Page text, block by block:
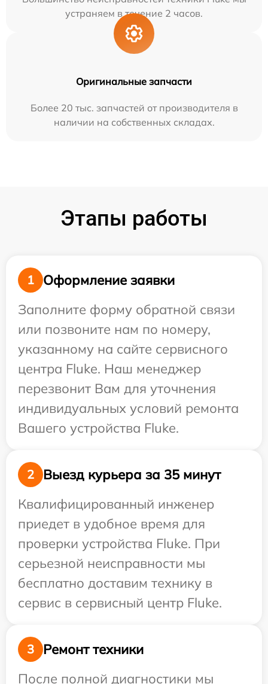
устраняем в течение 2 часов.
Оригинальные запчасти
Более 20 тыс. запчастей от производителя в
наличии на собственных складах.
Этапы работы
1
Оформление заявки
Заполните форму обратной связи
или позвоните нам по номеру,
указанному на сайте сервисного
центра Fluke. Наш менеджер
перезвонит Вам для уточнения
индивидуальных условий ремонта
Вашего устройства Fluke.
2
Выезд курьера за 35 минут
Квалифицированный инженер
приедет в удобное время для
проверки устройства Fluke. При
серьезной неисправности мы
бесплатно доставим технику в
сервис в сервисный центр Fluke.
3
Ремонт техники
После полной диагностики мы